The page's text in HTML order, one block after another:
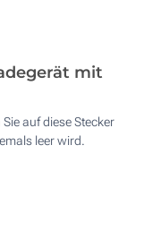
mit
auf diese Stecker
leer wird.